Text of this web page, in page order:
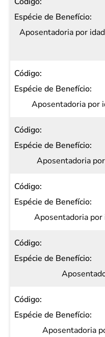
Aposentadoria por
Aposentadoria por
Aposentadoria
Aposentadoria
Aposentadoria